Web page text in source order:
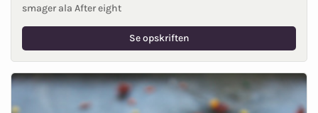
smager ala After eight
Se opskriften